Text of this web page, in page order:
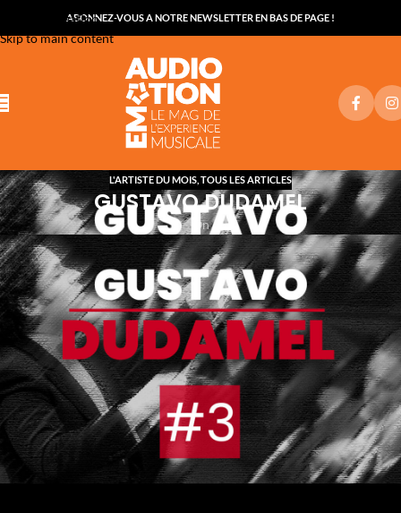
Skip to navigation
Skip to main content
ABONNEZ-VOUS A NOTRE NEWSLETTER EN BAS DE PAGE !
L'ARTISTE DU MOIS TOUS LES ARTICLES
GUSTAVO DUDAMEL
On